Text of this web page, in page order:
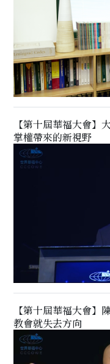
【第十屆華福大會】
掌權帶來的新視野
【第十屆華福大會】
教會就失去方向